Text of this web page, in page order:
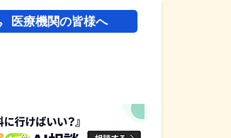
医療機関の皆様へ